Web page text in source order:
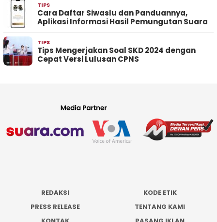
TIPS
Cara Daftar Siwaslu dan Panduannya,
Aplikasi Informasi Hasil Pemungutan Suara
TIPS
Tips Mengerjakan Soal SKD 2024 dengan
Cepat Versi Lulusan CPNS
REDAKSI
KODE ETIK
PRESS RELEASE
TENTANG KAMI